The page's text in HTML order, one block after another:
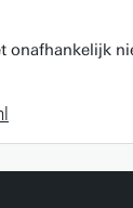
onafhankelijk